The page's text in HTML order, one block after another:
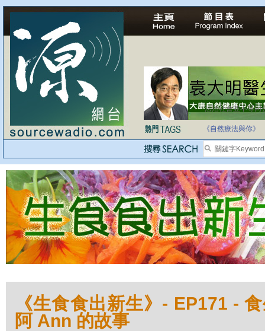
法治社會並不等同
《自然療法與你》
《生食食出新生》- EP171 -
阿 Ann 的故事